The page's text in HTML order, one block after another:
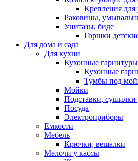
Крепления для
Раковины,
Унитазы, биде
Горшки
Для дома и сада
Для кухни
Кухонные
Кухонные
Тумбы под
Мойки
Подставки, сушилки
Посуда
Электроприборы
Емкости
Мебель
Крючки, вешалки
Мелочи у кассы